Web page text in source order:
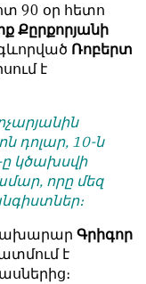
90 օր հետո
Քըրքորյանի
Ռոբերտ
է
դոլար, 10-ն
կծախսվի
որը մեզ
Գրիգոր
է